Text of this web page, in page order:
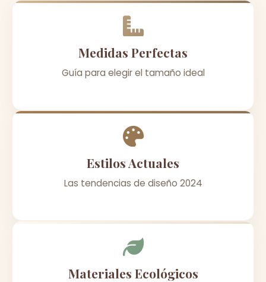
Medidas Perfectas
Guía para elegir el tamaño ideal
Estilos Actuales
Las tendencias de diseño 2024
Materiales Ecológicos